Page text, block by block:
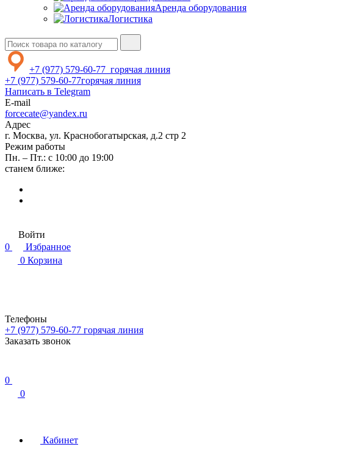
Аренда оборудования
Логистика
+7 (977) 579-60-77 горячая линия
+7 (977) 579-60-77горячая линия
Написать в Telegram
E-mail
forcecate@yandex.ru
Адрес
г. Москва, ул. Краснобогатырская, д.2 стр 2
Режим работы
Пн. – Пт.: с 10:00 до 19:00
станем ближе:
Войти
0
Избранное
0 Корзина
Телефоны
+7 (977) 579-60-77 горячая линия
Заказать звонок
0
0
Кабинет